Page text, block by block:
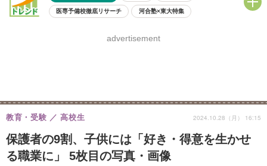
医専予備校徹底リサーチ 河合塾×東大特集
8月開催学校説明会・相談会
advertisement
保護者の9割、子供には「好き・得意を生かせ
る職業に」 5枚目の写真・画像
教育・受験 高校生 2024.10.28（月） 16:15